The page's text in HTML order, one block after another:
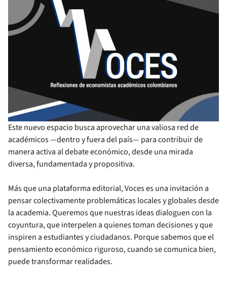
Este nuevo espacio busca aprovechar una valiosa red de
académicos —dentro y fuera del país— para contribuir de
manera activa al debate económico, desde una mirada
diversa, fundamentada y propositiva.
Más que una plataforma editorial, Voces es una invitación a
pensar colectivamente problemáticas locales y globales desde
la academia. Queremos que nuestras ideas dialoguen con la
coyuntura, que interpelen a quienes toman decisiones y que
inspiren a estudiantes y ciudadanos. Porque sabemos que el
pensamiento económico riguroso, cuando se comunica bien,
puede transformar realidades.